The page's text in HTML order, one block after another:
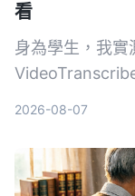
看
身為學生，我實
筆記，免費額
2026-08-07